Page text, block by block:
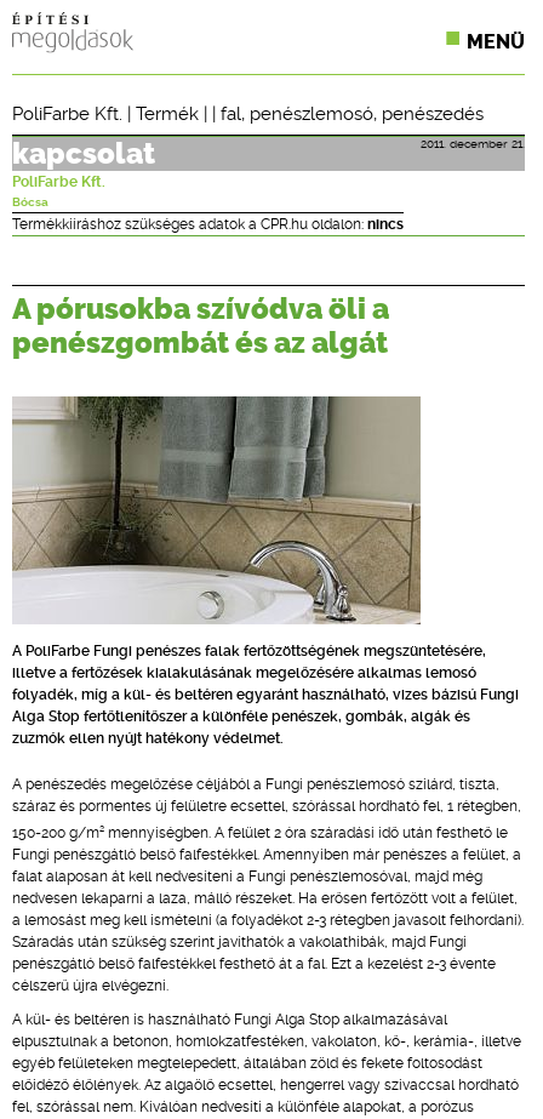
MENÜ
ONLINE KÉPZÉSEK
TERVEZÉSI SEGÉDLETEK
PoliFarbe Kft. | Termék | | fal, penészlemosó, penészedés
2011. december 21.
kapcsolat
PoliFarbe Kft.
Bócsa
Termékkiíráshoz szükséges adatok a CPR.hu oldalon: nincs
A pórusokba szívódva öli a
penészgombát és az algát
A PoliFarbe Fungi penészes falak fertőzöttségének megszüntetésére,
illetve a fertőzések kialakulásának megelőzésére alkalmas lemosó
folyadék, míg a kül- és beltéren egyaránt használható, vizes bázisú Fungi
Alga Stop fertőtlenítőszer a különféle penészek, gombák, algák és
zuzmók ellen nyújt hatékony védelmet.
A penészedés megelőzése céljából a Fungi penészlemosó szilárd, tiszta,
száraz és pormentes új felületre ecsettel, szórással hordható fel, 1 rétegben,
150-200 g/m2 mennyiségben. A felület 2 óra száradási idő után festhető le
Fungi penészgátló belső falfestékkel. Amennyiben már penészes a felület, a
falat alaposan át kell nedvesíteni a Fungi penészlemosóval, majd még
nedvesen lekaparni a laza, málló részeket. Ha erősen fertőzött volt a felület,
a lemosást meg kell ismételni (a folyadékot 2-3 rétegben javasolt felhordani).
Száradás után szükség szerint javíthatók a vakolathibák, majd Fungi
penészgátló belső falfestékkel festhető át a fal. Ezt a kezelést 2-3 évente
célszerű újra elvégezni.
A kül- és beltéren is használható Fungi Alga Stop alkalmazásával
elpusztulnak a betonon, homlokzatfestéken, vakolaton, kő-, kerámia-, illetve
egyéb felületeken megtelepedett, általában zöld és fekete foltosodást
előidéző élőlények. Az algaölő ecsettel, hengerrel vagy szivaccsal hordható
fel, szórással nem. Kiválóan nedvesíti a különféle alapokat, a porózus